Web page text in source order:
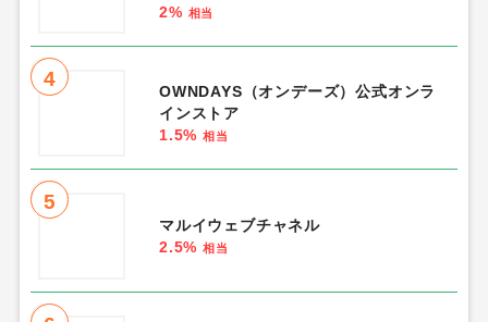
2% 相当
4
OWNDAYS（オンデーズ）公式オンラ
インストア
1.5% 相当
5
マルイウェブチャネル
2.5% 相当